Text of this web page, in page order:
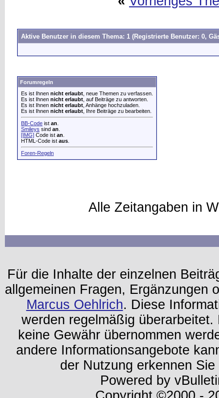
Aktive Benutzer in diesem Thema: 1 (Registrierte Benutzer: 0,
Forumregeln
Es ist Ihnen nicht erlaubt , neue Themen zu verfassen.
Es ist Ihnen nicht erlaubt , auf Beiträge zu antworten.
Es ist Ihnen nicht erlaubt , Anhänge hochzuladen.
Es ist Ihnen nicht erlaubt , Ihre Beiträge zu bearbeiten.
BB-Code ist an
Smileys sind an
[IMG] Code ist an
HTML-Code ist aus
Foren-Regeln
Alle Zeitangaben in
Für die Inhalte der einzelnen
allgemeinen Fragen, Ergänzungen
Marcus Oehlrich. Diese
werden regelmäßig
keine Gewähr übernommen
andere Informationsangebote
der Nutzung erkennen
Powered by